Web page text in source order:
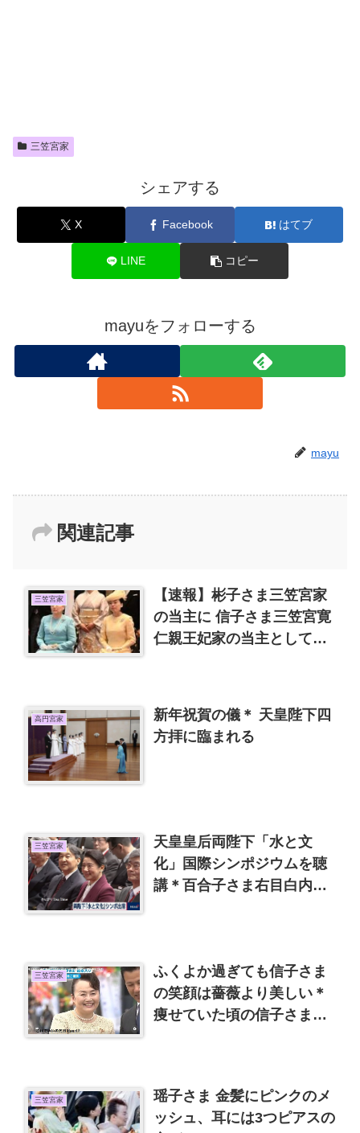
三笠宮家
シェアする
X Facebook はてブ
LINE コピー
mayuをフォローする
mayu
関連記事
三笠宮家
【速報】彬子さま三笠宮家
の当主に 信子さま三笠宮寛
仁親王妃家の当主として独
高円宮家
新年祝賀の儀＊ 天皇陛下四
方拝に臨まれる
三笠宮家
天皇皇后両陛下「水と文
化」国際シンポジウムを聴
講＊百合子さま右目白内障
三笠宮家
ふくよか過ぎても信子さま
の笑顔は薔薇より美しい＊
痩せていた頃の信子さまと
三笠宮家
瑶子さま 金髪にピンクのメ
ッシュ、耳には3つピアスの